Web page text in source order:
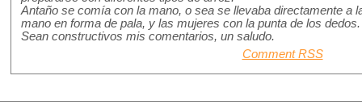
Antaño se comía con la mano, o sea se llevaba directamente a
mano en forma de pala, y las mujeres con la punta de los dedos.
Sean constructivos mis comentarios, un saludo.
Comment RSS